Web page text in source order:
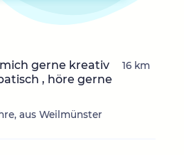
mich gerne kreativ
, höre gerne
aus Weilmünster
16 km